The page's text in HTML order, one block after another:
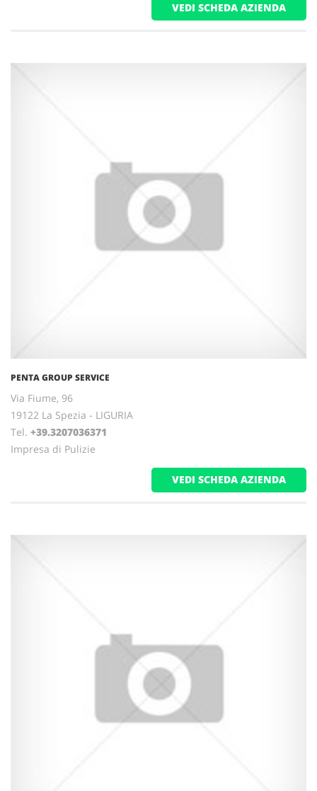
VEDI SCHEDA AZIENDA
PENTA GROUP SERVICE
Via Fiume, 96
19122 La Spezia - LIGURIA
Tel. +39.3207036371
Impresa di Pulizie
VEDI SCHEDA AZIENDA